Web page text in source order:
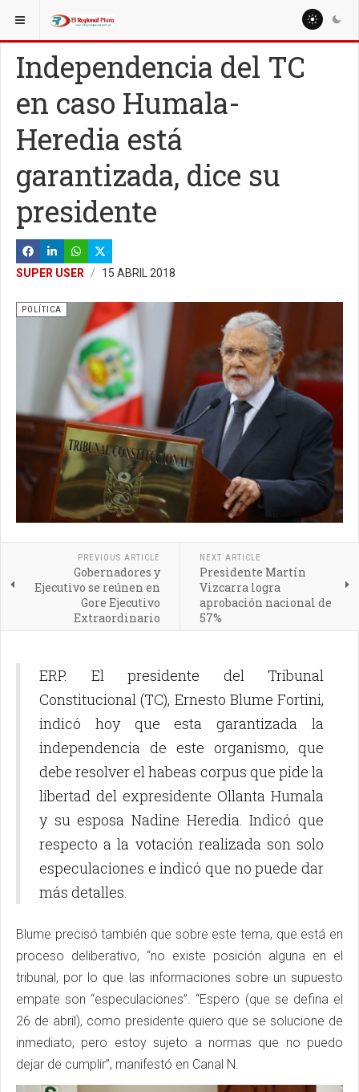
ESTÁ AQUÍ: NACIONALES
Independencia del TC
en caso Humala-
Heredia está
garantizada, dice su
presidente
SUPER USER 15 ABRIL 2018
POLÍTICA
PREVIOUS ARTICLE
Gobernadores y
Ejecutivo se reúnen en
Gore Ejecutivo
Extraordinario
NEXT ARTICLE
Presidente Martín
Vizcarra logra
aprobación nacional de
57%
ERP. El presidente del Tribunal
Constitucional (TC), Ernesto Blume Fortini,
indicó hoy que esta garantizada la
independencia de este organismo, que
debe resolver el habeas corpus que pide la
libertad del expresidente Ollanta Humala
y su esposa Nadine Heredia. Indicó que
respecto a la votación realizada son solo
especulaciones e indicó que no puede dar
más detalles.
Blume precisó también que sobre este tema, que está en
proceso deliberativo, “no existe posición alguna en el
tribunal, por lo que las informaciones sobre un supuesto
empate son “especulaciones”. “Espero (que se defina el
26 de abril), como presidente quiero que se solucione de
inmediato, pero estoy sujeto a normas que no puedo
dejar de cumplir”, manifestó en Canal N.